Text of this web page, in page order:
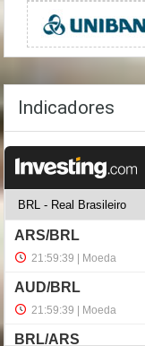
Indicadores
NewsLetter